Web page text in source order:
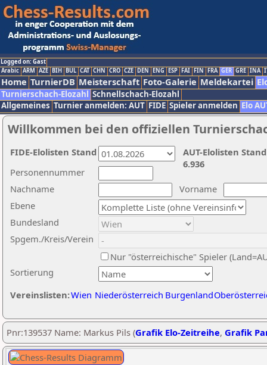
Logged on: Gast
Arabic ARM AZE BIH BUL CAT CHN CRO CZE DEN ENG ESP FAI FIN FRA GER GRE INA
Home TurnierDB Meisterschaft Foto-Galerie Meldekartei
Turnierschach-Elozahl Schnellschach-Elozahl
Allgemeines Turnier anmelden: AUT FIDE Spieler anmelden Elo
Willkommen bei den offiziellen
Nachname
Vorname
Ebene
Sortierung
Personennummer
Bundesland
Spgem./Kreis/Verein
Nur "österreichische" Spieler
Vereinslisten:Wien Niederösterreich Burgenland
AUT-Elolisten
6.936
FIDE-Elolisten Stand
Pnr:139537 Name: Markus Pils (Grafik Elo-Zeitreihe, Grafik